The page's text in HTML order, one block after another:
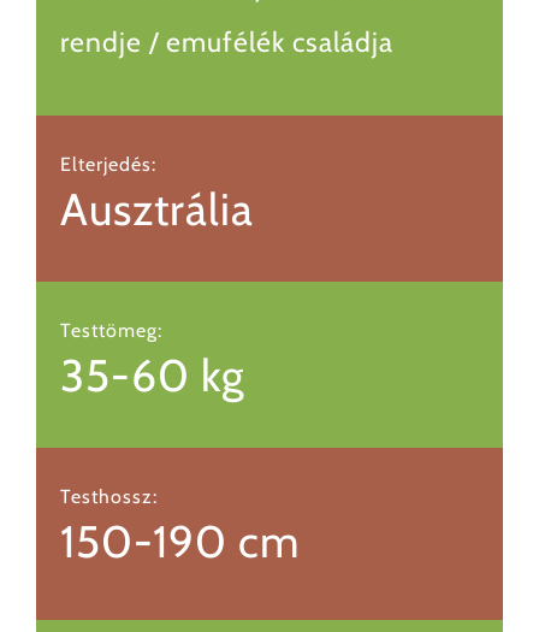
rendje / emufélék családja
Elterjedés:
Ausztrália
Testtömeg:
35-60 kg
Testhossz:
150-190 cm